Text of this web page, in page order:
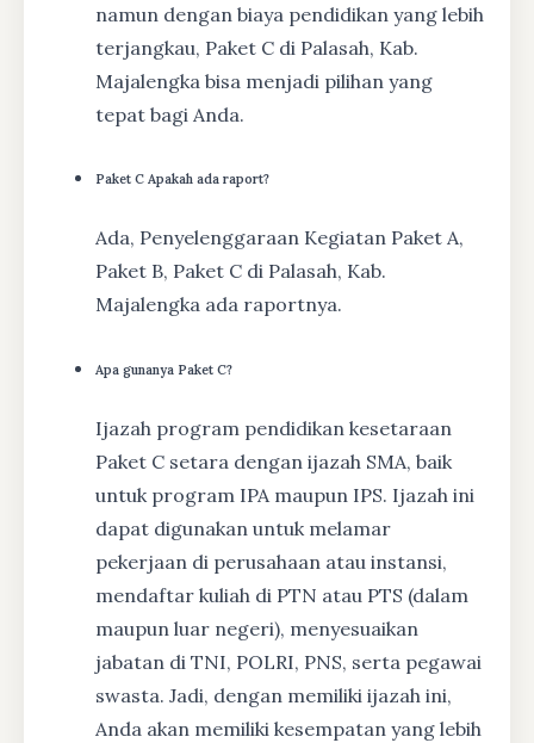
namun dengan biaya pendidikan yang lebih
terjangkau, Paket C di Palasah, Kab.
Majalengka bisa menjadi pilihan yang
tepat bagi Anda.
Paket C Apakah ada raport?
Ada, Penyelenggaraan Kegiatan Paket A,
Paket B, Paket C di Palasah, Kab.
Majalengka ada raportnya.
Apa gunanya Paket C?
Ijazah program pendidikan kesetaraan
Paket C setara dengan ijazah SMA, baik
untuk program IPA maupun IPS. Ijazah ini
dapat digunakan untuk melamar
pekerjaan di perusahaan atau instansi,
mendaftar kuliah di PTN atau PTS (dalam
maupun luar negeri), menyesuaikan
jabatan di TNI, POLRI, PNS, serta pegawai
swasta. Jadi, dengan memiliki ijazah ini,
Anda akan memiliki kesempatan yang lebih